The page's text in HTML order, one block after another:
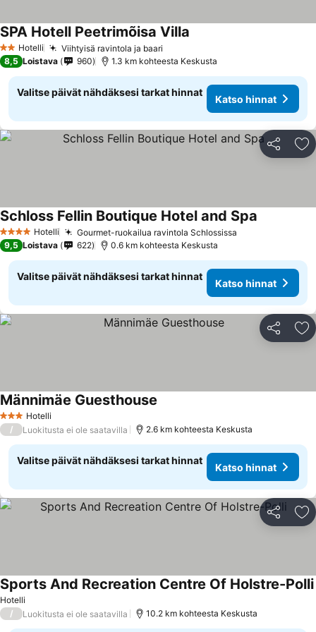
2 Tähtiluokitus
Hotelli Viihtyisä ravintola ja baari
SPA Hotell Peetrimõisa Villa
8,5 Loistava 960 1.3 km kohteesta Keskusta
Valitse päivät nähdäksesi tarkat hinnat
Katso hinnat
Jaa
4 Tähtiluokitus
Hotelli Gourmet-ruokailua ravintola Schlossissa
Schloss Fellin Boutique Hotel and Spa
9,5 Loistava 622 0.6 km kohteesta Keskusta
Valitse päivät nähdäksesi tarkat hinnat
Katso hinnat
Jaa
3 Tähtiluokitus
Hotelli
Männimäe Guesthouse
/ Luokitusta ei ole saatavilla 2.6 km kohteesta Keskusta
Valitse päivät nähdäksesi tarkat hinnat
Katso hinnat
Jaa
Hotelli
Sports And Recreation Centre Of Holstre-Polli
/ Luokitusta ei ole saatavilla 10.2 km kohteesta Keskusta